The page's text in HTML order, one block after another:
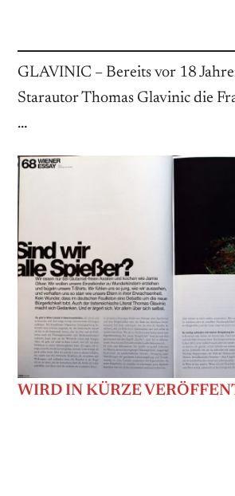
GLAVINIC – Bereits vor 18
Starautor Thomas Glavinic die
…
WIRD IN KÜRZE